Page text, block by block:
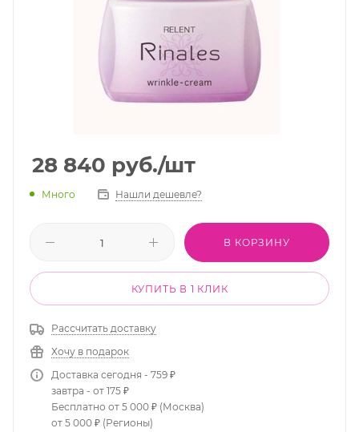
28 840 руб./шт
Много Нашли дешевле?
В КОРЗИНУ
КУПИТЬ В 1 КЛИК
Рассчитать доставку
Хочу в подарок
Доставка сегодня - 759 ₽
завтра - от 175 ₽
Бесплатно от 5 000 ₽ (Москва)
от 5 000 ₽ (Регионы)